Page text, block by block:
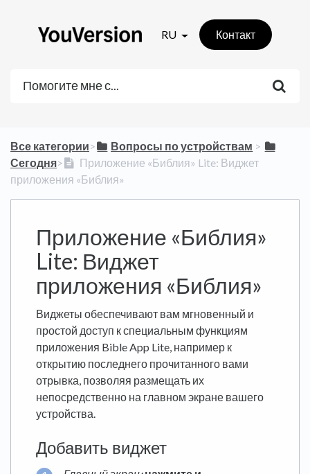
RU Контакт
Все категории​>​ ​Вопросы по устройствам ​ > ​
Сегодня​>​
Приложение «Библия» Lite: Виджет
приложения «Библия»
Приложение «Библия»
Lite: Виджет
приложения «Библия»
Виджеты обеспечивают вам мгновенный и
простой доступ к специальным функциям
приложения Bible App Lite, например к
открытию последнего прочитанного вами
отрывка, позволяя размещать их
непосредственно на главном экране вашего
устройства.
Добавить виджет